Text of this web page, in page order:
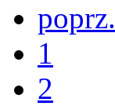
poprz.
1
2